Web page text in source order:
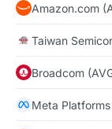
Amazon.com
Taiwan
Broadcom
Meta Platforms